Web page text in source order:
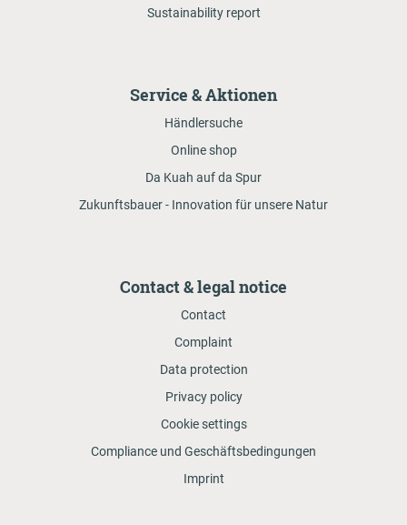
Sustainability report
Service & Aktionen
Händlersuche
Online shop
Da Kuah auf da Spur
Zukunftsbauer - Innovation für unsere Natur
Contact & legal notice
Contact
Complaint
Data protection
Privacy policy
Cookie settings
Compliance und Geschäftsbedingungen
Imprint